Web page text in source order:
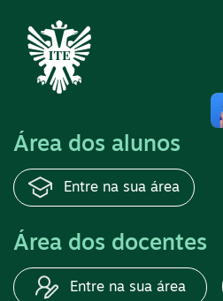
Área dos alunos
Entre na sua área
Área dos docentes
Entre na sua área